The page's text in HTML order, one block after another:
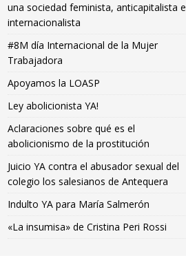
una sociedad feminista, anticapitalista e
internacionalista
#8M día Internacional de la Mujer
Trabajadora
Apoyamos la LOASP
Ley abolicionista YA!
Aclaraciones sobre qué es el
abolicionismo de la prostitución
Juicio YA contra el abusador sexual del
colegio los salesianos de Antequera
Indulto YA para María Salmerón
«La insumisa» de Cristina Peri Rossi